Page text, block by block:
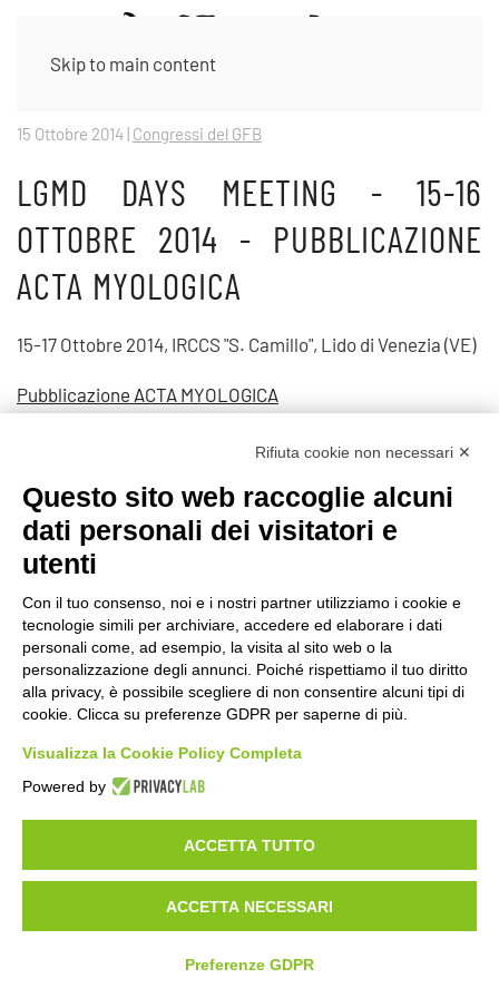
Skip to main content
15 Ottobre 2014| Congressi del GFB
LGMD DAYS MEETING - 15-16
OTTOBRE 2014 - PUBBLICAZIONE
ACTA MYOLOGICA
15-17 Ottobre 2014, IRCCS "S. Camillo", Lido di Venezia (VE)
Pubblicazione ACTA MYOLOGICA
+39 328 0075986 INFO@BETA-SARCOGLICANOPATIE.IT
VIA CIVASCA 112 23018
Made byNoratech
Rifiuta cookie non necessari ✕
Questo sito web raccoglie alcuni
dati personali dei visitatori e
utenti
Con il tuo consenso, noi e i nostri partner utilizziamo i cookie e
tecnologie simili per archiviare, accedere ed elaborare i dati
personali come, ad esempio, la visita al sito web o la
personalizzazione degli annunci. Poiché rispettiamo il tuo diritto
alla privacy, è possibile scegliere di non consentire alcuni tipi di
cookie. Clicca su preferenze GDPR per saperne di più.
Visualizza la Cookie Policy Completa
Powered by
ACCETTA TUTTO
ACCETTA NECESSARI
Preferenze GDPR